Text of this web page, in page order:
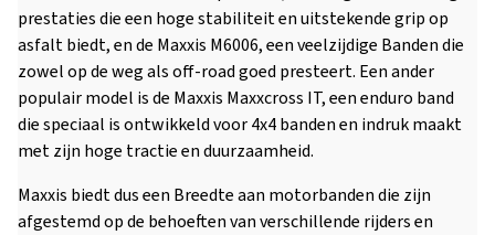
prestaties die een hoge stabiliteit en uitstekende grip op
asfalt biedt, en de Maxxis M6006, een veelzijdige Banden die
zowel op de weg als off-road goed presteert. Een ander
populair model is de Maxxis Maxxcross IT, een enduro band
die speciaal is ontwikkeld voor 4x4 banden en indruk maakt
met zijn hoge tractie en duurzaamheid.
Maxxis biedt dus een Breedte aan motorbanden die zijn
afgestemd op de behoeften van verschillende rijders en